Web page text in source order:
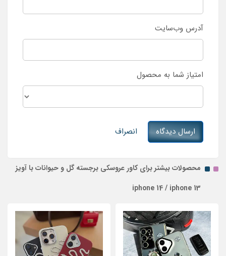
آدرس وب‌سایت
امتیاز شما به محصول
ارسال دیدگاه انصراف
محصولات بیشتر برای کاور عروسکی برجسته گل و حیوانات با آویز
iphone 14 / iphone 13